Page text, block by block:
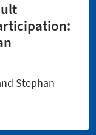
Stephan